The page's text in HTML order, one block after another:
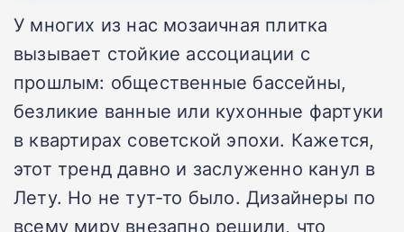
У многих из нас мозаичная плитка
вызывает стойкие ассоциации с
прошлым: общественные бассейны,
безликие ванные или кухонные фартуки
в квартирах советской эпохи. Кажется,
этот тренд давно и заслуженно канул в
Лету. Но не тут-то было. Дизайнеры по
всему миру внезапно решили, что